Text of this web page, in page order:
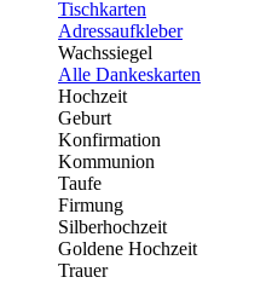
Tischkarten
Adressaufkleber
Wachssiegel
Alle Dankeskarten
Hochzeit
Geburt
Konfirmation
Kommunion
Taufe
Firmung
Silberhochzeit
Goldene Hochzeit
Trauer